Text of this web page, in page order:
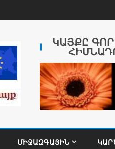
ԿԱՅՔԸ
ՄԻՋԱԶԳԱՅԻՆ